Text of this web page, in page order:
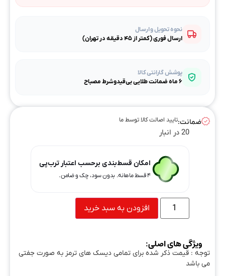
نحوه تحویل و ارسال
ارسال فوری (کمتر از ۴۵ دقیقه در تهران)
پوشش گارانتی کالا
۶ ماه ضمانت طلایی بی‌قیدوشرط مصباح
ضمانت:تایید اصالت کالا توسط ما
20 در انبار
امکان قسط‌بندی برحسب اعتبار ترب‌پی
۴ قسط ماهانه. بدون سود، چک و ضامن.
افزودن به سبد خرید
ویژگی های اصلی:
توجه : قیمت ذکر شده برای تمامی دیسک های ترمز به صورت جفتی
می باشد